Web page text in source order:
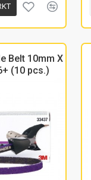
Belt 10mm X
(10 pcs.)